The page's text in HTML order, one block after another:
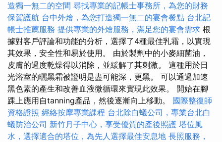
造獨一無二的空間 尋找專業的記帳士事務所，為您的財務
保駕護航 台中外燴，為您打造獨一無二的宴會餐點 台北記
帳士推薦服務 提供專業的外燴服務，滿足您的宴會需求 根
據對客戶評論和功能的分析，選擇了4種最佳乳霜，以實現
其效果，安全性和易於使用。 由於製劑中的小麥細菌油，
皮膚的過度乾燥得以消除，並緩解了其刺激。 這種用於日
光浴室的曬黑霜被證明是盡可能深，更黑。 可以通過加速
黑色素的產生和改善血液微循環來實現此效果。 開始在腳
踝上應用自tanning產品，然後逐漸向上移動。 國際整復師
資格證照 經絡按摩專業課程 台北除白蟻公司，專業台北白
蟻防治公司 新竹月子中心，享受優質的產後照護 塔位風
水，選擇適合的塔位，為先人選擇最佳安息地 長照服務，